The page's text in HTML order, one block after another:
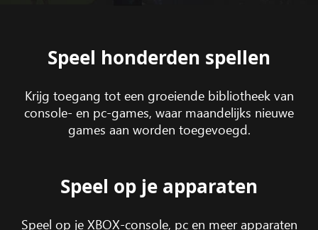
Speel honderden spellen
Krijg toegang tot een groeiende bibliotheek van
console- en pc-games, waar maandelijks nieuwe
games aan worden toegevoegd.
Speel op je apparaten
Speel op je XBOX-console, pc en meer apparaten